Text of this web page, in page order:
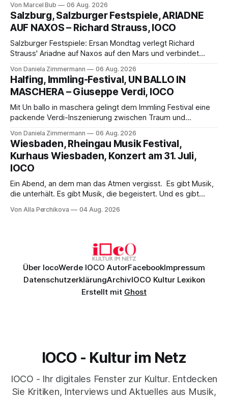
eine bildgewaltige Inszenierung, Maxime Pascal entfaltet
die komplexe Partitur eindrucksvoll, Philippe Sly berührt als
Franziskus.
Von Marcel Bub 06 Aug. 2026
Salzburg, Salzburger Festspiele, ARIADNE
AUF NAXOS – Richard Strauss, IOCO
Salzburger Festspiele: Ersan Mondtag verlegt Richard
Strauss' Ariadne auf Naxos auf den Mars und verbindet
Aufführung mit starken Solisten und den Wiener
Philharmonikern, szenisch bleibt der zweite Akt jedoch
hinter den Erwartungen zurück.
Von Daniela Zimmermann 06 Aug. 2026
Halfing, Immling-Festival, UN BALLO IN
MASCHERA – Giuseppe Verdi, IOCO
Mit Un ballo in maschera gelingt dem Immling Festival eine
packende Verdi-Inszenierung zwischen Traum und
psychologische Tiefe mit starken Bildern, getragen von
einem spielfreudigen Ensemble und einer musikalisch
überzeugenden Gesamtleistung.
Von Daniela Zimmermann 06 Aug. 2026
Wiesbaden, Rheingau Musik Festival,
Kurhaus Wiesbaden, Konzert am 31. Juli,
IOCO
Ein Abend, an dem man das Atmen vergisst. Es gibt Musik,
die unterhält. Es gibt Musik, die begeistert. Und es gibt
Genau so war der Abend im Kurhaus Wiesbaden, an dem
Von Alla Perchikova 04 Aug. 2026
Über IocoWerde IOCO AutorFacebookImpressum
DatenschutzerklärungArchivIOCO Kultur Lexikon
Erstellt mit Ghost
IOCO - Kultur im Netz
IOCO - Ihr digitales Fenster zur Kultur. Entdecken
Sie Kritiken, Interviews und Aktuelles aus Musik,